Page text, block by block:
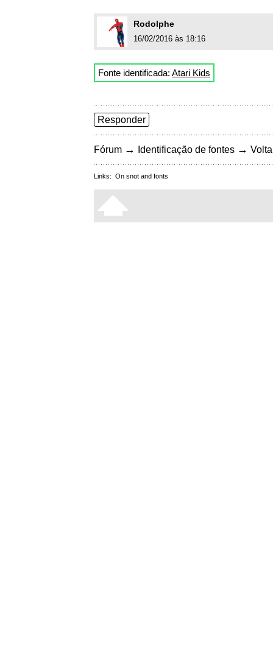
Rodolphe
16/02/2016 às 18:16
Fonte identificada: Atari Kids
Responder
Fórum → Identificação de fontes →
Links: On snot and fonts